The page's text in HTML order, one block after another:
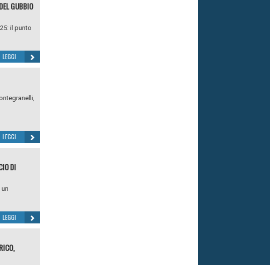
GUBBIO
il punto
LEGGI
LEGGI
DI
LEGGI